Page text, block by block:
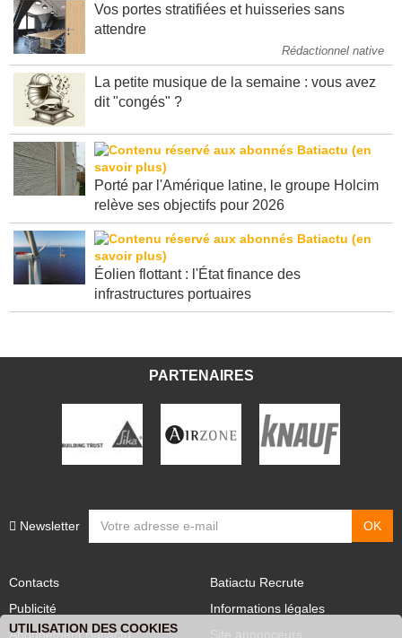
Vos portes stratifiées et huisseries sans
Rédactionnel native
La petite musique de la semaine : vous avez
Porté par l'Amérique latine, le groupe Holcim
Éolien flottant : l'État finance des
Publicité
UTILISATION DES COOKIES